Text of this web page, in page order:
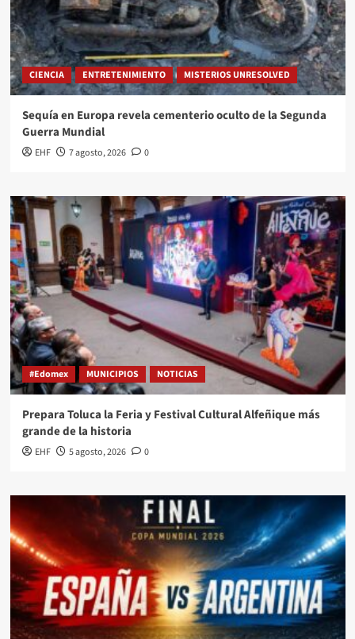
CIENCIA ENTRETENIMIENTO MISTERIOS UNRESOLVED
Sequía en Europa revela cementerio oculto de la Segunda
Guerra Mundial
EHF 7 agosto, 2026 0
#Edomex MUNICIPIOS NOTICIAS
Prepara Toluca la Feria y Festival Cultural Alfeñique más
grande de la historia
EHF 5 agosto, 2026 0